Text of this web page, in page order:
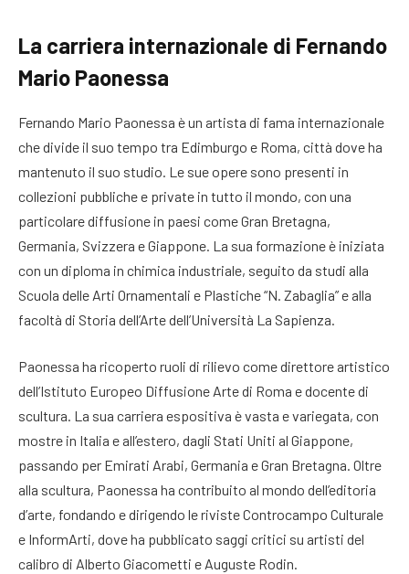
La carriera internazionale di Fernando
Mario Paonessa
Fernando Mario Paonessa è un artista di fama internazionale
che divide il suo tempo tra Edimburgo e Roma, città dove ha
mantenuto il suo studio. Le sue opere sono presenti in
collezioni pubbliche e private in tutto il mondo, con una
particolare diffusione in paesi come Gran Bretagna,
Germania, Svizzera e Giappone. La sua formazione è iniziata
con un diploma in chimica industriale, seguito da studi alla
Scuola delle Arti Ornamentali e Plastiche “N. Zabaglia” e alla
facoltà di Storia dell’Arte dell’Università La Sapienza.
Paonessa ha ricoperto ruoli di rilievo come direttore artistico
dell’Istituto Europeo Diffusione Arte di Roma e docente di
scultura. La sua carriera espositiva è vasta e variegata, con
mostre in Italia e all’estero, dagli Stati Uniti al Giappone,
passando per Emirati Arabi, Germania e Gran Bretagna. Oltre
alla scultura, Paonessa ha contribuito al mondo dell’editoria
d’arte, fondando e dirigendo le riviste Controcampo Culturale
e InformArti, dove ha pubblicato saggi critici su artisti del
calibro di Alberto Giacometti e Auguste Rodin.